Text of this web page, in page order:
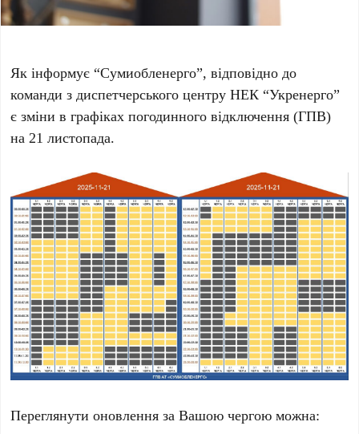
Як інформує “Сумиобленерго”, відповідно до
команди з диспетчерського центру НЕК “Укренерго”
є зміни в графіках погодинного відключення (ГПВ)
на 21 листопада.
Переглянути оновлення за Вашою чергою можна: